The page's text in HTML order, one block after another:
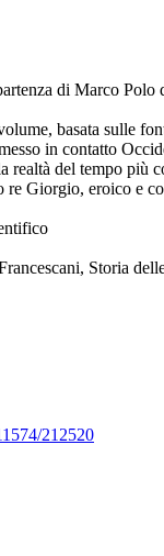
di Marco
basata sulle
in contatto
realtà del tempo più
re Giorgio, eroico e
Storia
212520